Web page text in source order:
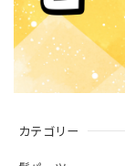
カテゴリー